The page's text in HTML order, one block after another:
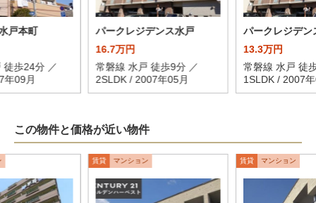
戸本町
徒歩24分 ／
年09月
パークレジデンス水戸
16.7万円
常磐線 水戸 徒歩9分 ／
2SLDK / 2007年05月
パークレジデン
13.3万円
常磐線 水戸 徒
1SLDK / 2007
この物件と価格が近い物件
賃貸 マンション 賃貸 マンション